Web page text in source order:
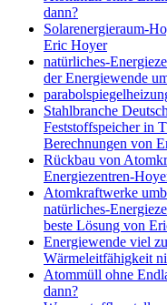
dann?
Solarenergieraum-
Eric Hoyer
natürliches-
der Energiewende
Stahlbranche
Feststoffspeicher in
Berechnungen von
Rückbau von
Energiezentren-
Atomkraftwerke
natürliches-
beste Lösung von
Energiewende viel
Wärmeleitfähigkeit
Atommüll ohne
dann?